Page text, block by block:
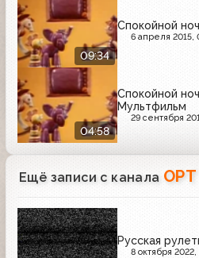
09:34
Спокойной
6 апреля 2015,
04:58
Спокойной
Мультфильм
29 сентября
Ещё записи с канала ОРТ
Русская
8 октября 2022,